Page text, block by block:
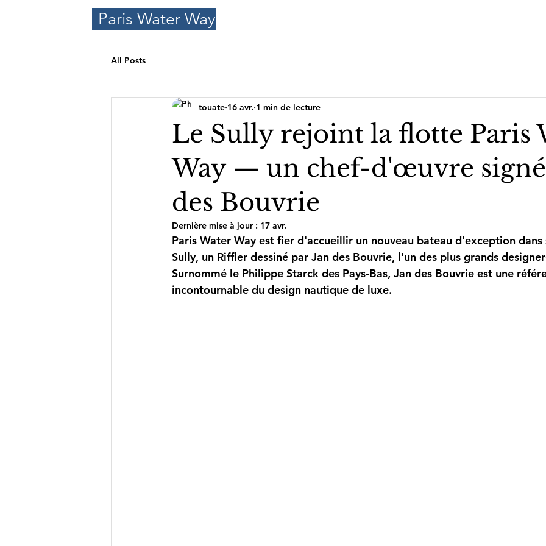
Paris Water Way
All Posts
Le Sully rejoint la flotte Paris
Way — un chef-d'œuvre signé
des Bouvrie
touate 16 avr. 1 min de lecture
Dernière mise à jour : 17 avr.
Paris Water Way est fier d'accueillir un nouveau bateau d'exception
Sully, un Riffler dessiné par Jan des Bouvrie, l'un des plus grands
Surnommé le Philippe Starck des Pays-Bas, Jan des Bouvrie est une
incontournable du design nautique de luxe.